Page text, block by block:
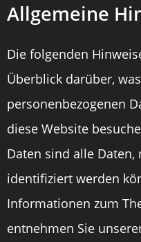
Allgemeine
Die folgenden
Überblick darüber,
personenbezogenen
diese Website
Daten sind alle
identifiziert werden
Informationen zum
entnehmen Sie